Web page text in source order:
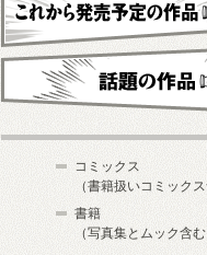
これから発売予定
コミックス
（書籍扱いコミックス
書籍
（写真集とムック含む